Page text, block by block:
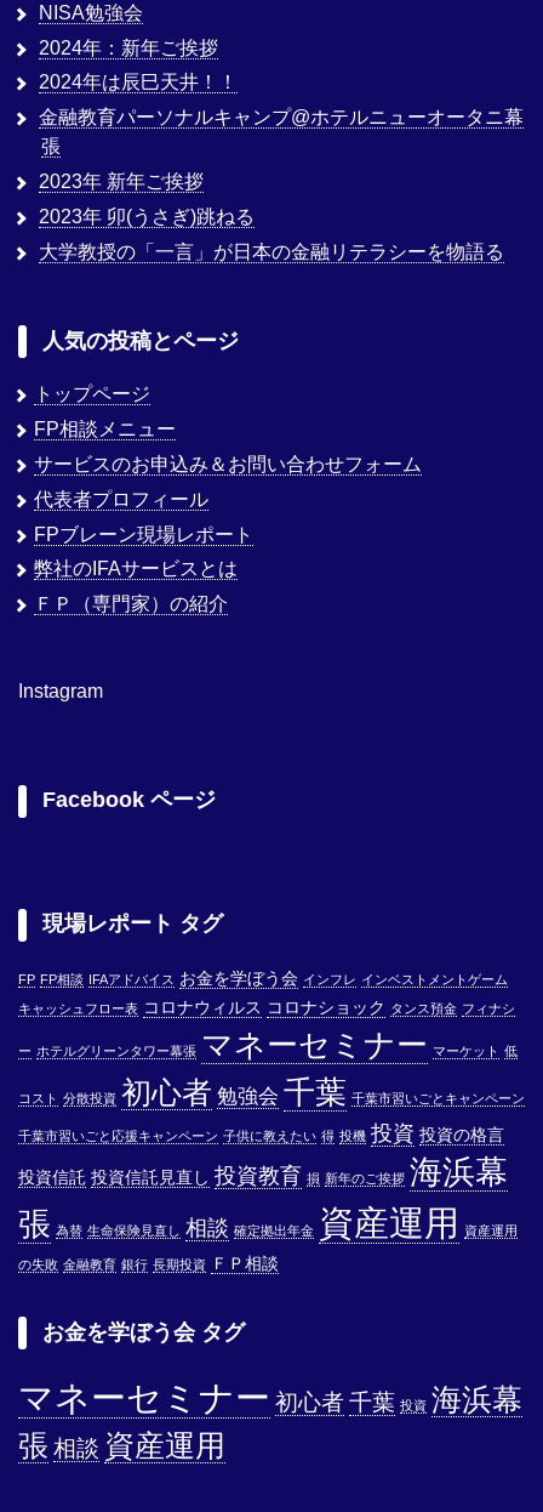
NISA勉強会
2024年：新年ご挨拶
2024年は辰巳天井！！
金融教育パーソナルキャンプ@ホテルニューオータニ幕
張
2023年 新年ご挨拶
2023年 卯(うさぎ)跳ねる
大学教授の「一言」が日本の金融リテラシーを物語る
人気の投稿とページ
トップページ
FP相談メニュー
サービスのお申込み＆お問い合わせフォーム
代表者プロフィール
FPブレーン現場レポート
弊社のIFAサービスとは
ＦＰ（専門家）の紹介
Instagram
Facebook ページ
現場レポート タグ
FP FP相談 IFAアドバイス お金を学ぼう会 インフレ インベストメントゲーム
キャッシュフロー表 コロナウィルス コロナショック タンス預金 フィナシ
ー ホテルグリーンタワー幕張 マネーセミナー マーケット 低
コスト 分散投資 初心者 勉強会 千葉 千葉市習いごとキャンペーン
千葉市習いごと応援キャンペーン 子供に教えたい 得 投機 投資 投資の格言
投資信託 投資信託見直し 投資教育 損 新年のご挨拶 海浜幕
張 為替 生命保険見直し 相談 確定拠出年金 資産運用 資産運用
の失敗 金融教育 銀行 長期投資 ＦＰ相談
お金を学ぼう会 タグ
マネーセミナー 初心者千葉 投資 海浜幕
張 相談 資産運用